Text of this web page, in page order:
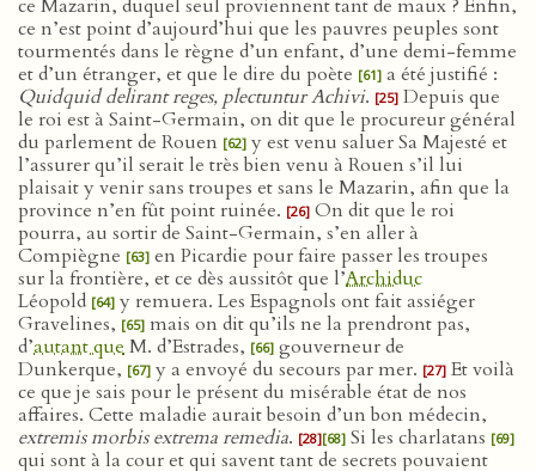
ce Mazarin, duquel seul proviennent tant de maux ? Enfin,
ce n’est point d’aujourd’hui que les pauvres peuples sont
tourmentés dans le règne d’un enfant, d’une demi-femme
et d’un étranger, et que le dire du poète [61] a été justifié :
Quidquid delirant reges, plectuntur Achivi. [25] Depuis que
le roi est à Saint-Germain, on dit que le procureur général
du parlement de Rouen [62] y est venu saluer Sa Majesté et
l’assurer qu’il serait le très bien venu à Rouen s’il lui
plaisait y venir sans troupes et sans le Mazarin, afin que la
province n’en fût point ruinée. [26] On dit que le roi
pourra, au sortir de Saint-Germain, s’en aller à
Compiègne [63] en Picardie pour faire passer les troupes
sur la frontière, et ce dès aussitôt que l’Archiduc
Léopold [64] y remuera. Les Espagnols ont fait assiéger
Gravelines, [65] mais on dit qu’ils ne la prendront pas,
d’autant queM. d’Estrades, [66] gouverneur de
Dunkerque, [67] y a envoyé du secours par mer. [27] Et voilà
ce que je sais pour le présent du misérable état de nos
affaires. Cette maladie aurait besoin d’un bon médecin,
extremis morbis extrema remedia. [28][68] Si les charlatans [69]
qui sont à la cour et qui savent tant de secrets pouvaient